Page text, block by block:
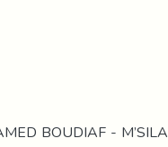
BOUDIAF - M’SILA